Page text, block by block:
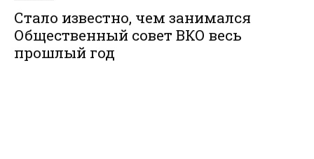
Стало известно, чем занимался
Общественный совет ВКО весь
прошлый год